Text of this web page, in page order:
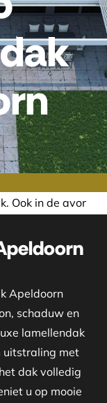
het weekend
Apeldoorn
schaduw en
lamellendak
uitstraling met
dak volledig
u op mooie